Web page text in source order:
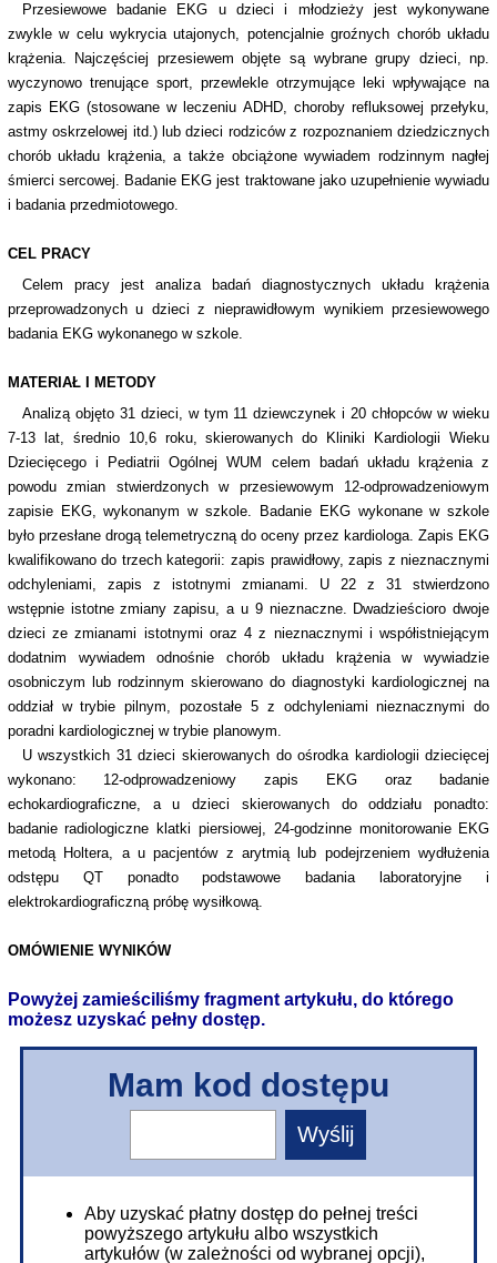
Przesiewowe badanie EKG u dzieci i młodzieży jest wykonywane
zwykle w celu wykrycia utajonych, potencjalnie groźnych chorób układu
krążenia. Najczęściej przesiewem objęte są wybrane grupy dzieci, np.
wyczynowo trenujące sport, przewlekle otrzymujące leki wpływające na
zapis EKG (stosowane w leczeniu ADHD, choroby refluksowej przełyku,
astmy oskrzelowej itd.) lub dzieci rodziców z rozpoznaniem dziedzicznych
chorób układu krążenia, a także obciążone wywiadem rodzinnym nagłej
śmierci sercowej. Badanie EKG jest traktowane jako uzupełnienie wywiadu
i badania przedmiotowego.
CEL PRACY
Celem pracy jest analiza badań diagnostycznych układu krążenia
przeprowadzonych u dzieci z nieprawidłowym wynikiem przesiewowego
badania EKG wykonanego w szkole.
MATERIAŁ I METODY
Analizą objęto 31 dzieci, w tym 11 dziewczynek i 20 chłopców w wieku
7-13 lat, średnio 10,6 roku, skierowanych do Kliniki Kardiologii Wieku
Dziecięcego i Pediatrii Ogólnej WUM celem badań układu krążenia z
powodu zmian stwierdzonych w przesiewowym 12-odprowadzeniowym
zapisie EKG, wykonanym w szkole. Badanie EKG wykonane w szkole
było przesłane drogą telemetryczną do oceny przez kardiologa. Zapis EKG
kwalifikowano do trzech kategorii: zapis prawidłowy, zapis z nieznacznymi
odchyleniami, zapis z istotnymi zmianami. U 22 z 31 stwierdzono
wstępnie istotne zmiany zapisu, a u 9 nieznaczne. Dwadzieścioro dwoje
dzieci ze zmianami istotnymi oraz 4 z nieznacznymi i współistniejącym
dodatnim wywiadem odnośnie chorób układu krążenia w wywiadzie
osobniczym lub rodzinnym skierowano do diagnostyki kardiologicznej na
oddział w trybie pilnym, pozostałe 5 z odchyleniami nieznacznymi do
poradni kardiologicznej w trybie planowym.
U wszystkich 31 dzieci skierowanych do ośrodka kardiologii dziecięcej
wykonano: 12-odprowadzeniowy zapis EKG oraz badanie
echokardiograficzne, a u dzieci skierowanych do oddziału ponadto:
badanie radiologiczne klatki piersiowej, 24-godzinne monitorowanie EKG
metodą Holtera, a u pacjentów z arytmią lub podejrzeniem wydłużenia
odstępu QT ponadto podstawowe badania laboratoryjne i
elektrokardiograficzną próbę wysiłkową.
OMÓWIENIE WYNIKÓW
Powyżej zamieściliśmy fragment artykułu, do którego
możesz uzyskać pełny dostęp.
Mam kod dostępu
Aby uzyskać płatny dostęp do pełnej treści
powyższego artykułu albo wszystkich
artykułów (w zależności od wybranej opcji),